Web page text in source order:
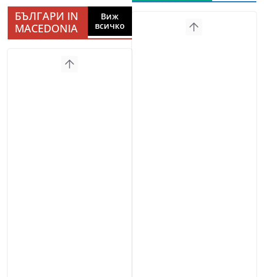
БЪЛГАРИ IN
MACEDONIA
Виж
всичко